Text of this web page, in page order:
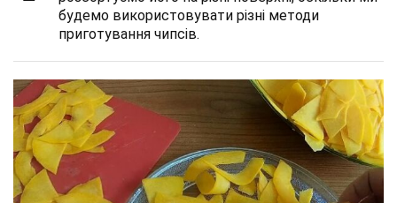
будемо використовувати різні методи
приготування чипсів.